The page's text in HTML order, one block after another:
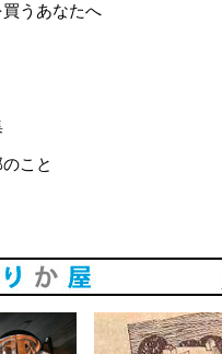
うあなたへ
こと
あめりか屋WEBサ